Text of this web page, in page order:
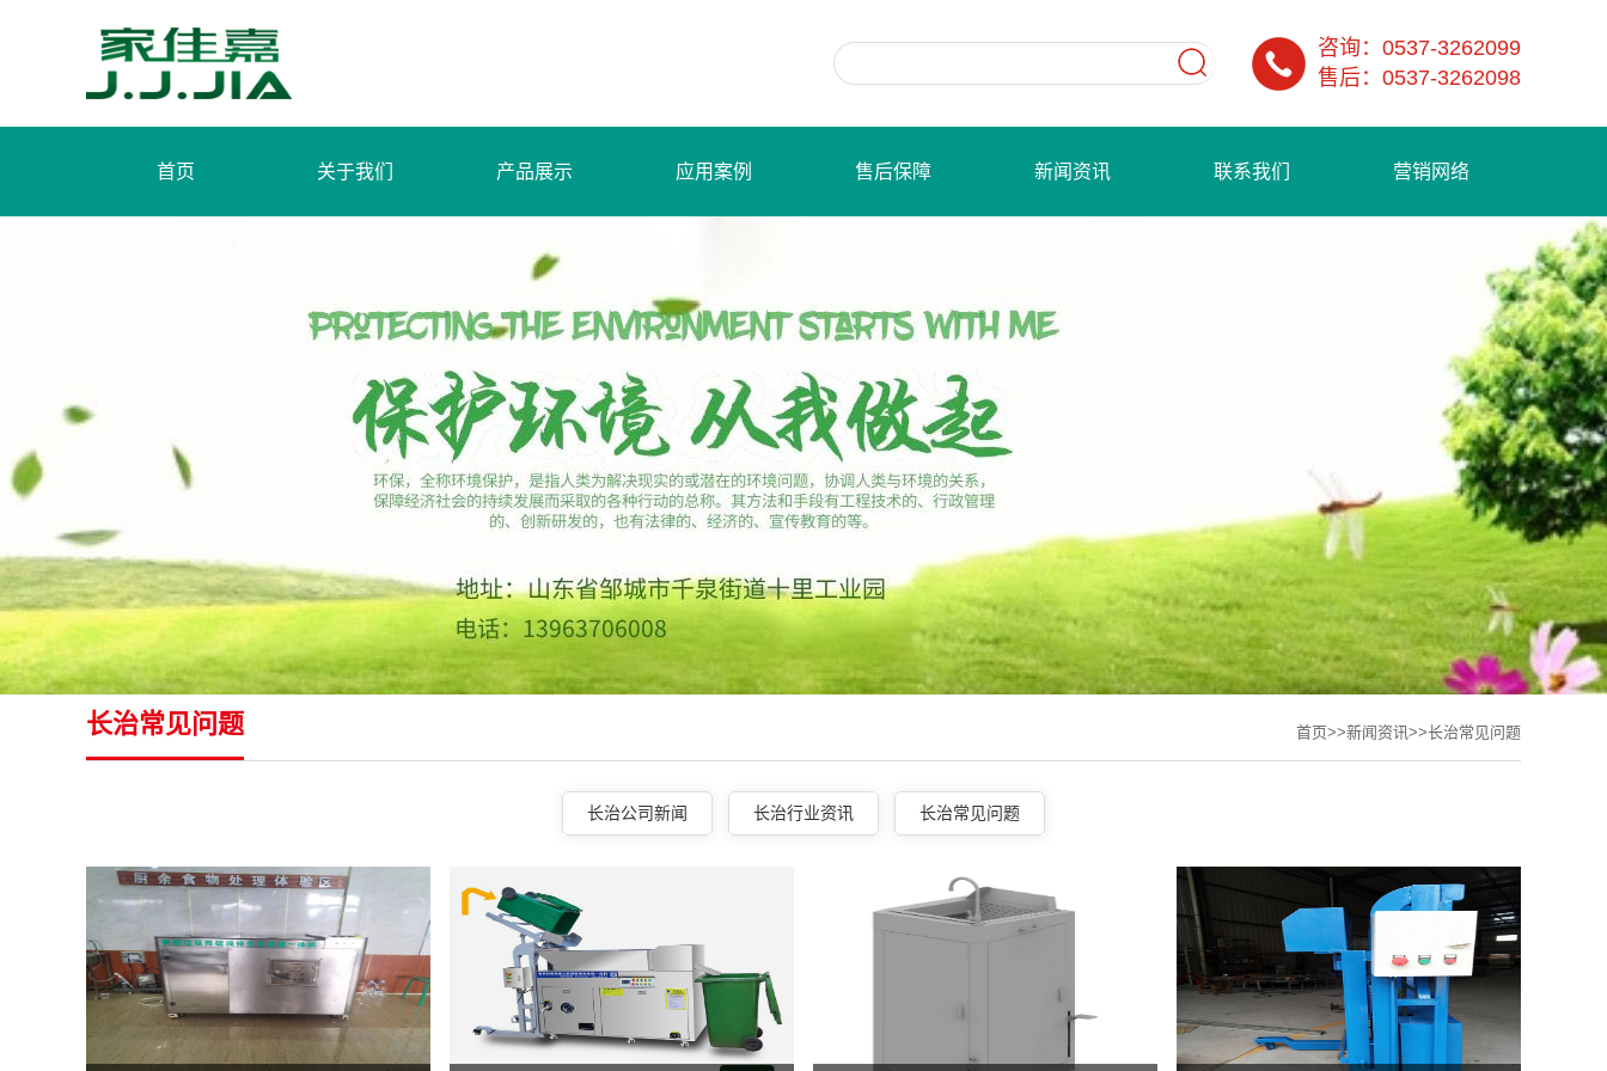
咨询：0537-3262099
售后：0537-3262098
首页 关于我们 产品展示 应用案例 售后保障 新闻资讯 联系我们 营销网络
长治常见问题 首页>>新闻资讯>>长治常见问题
长治公司新闻 长治行业资讯 长治常见问题